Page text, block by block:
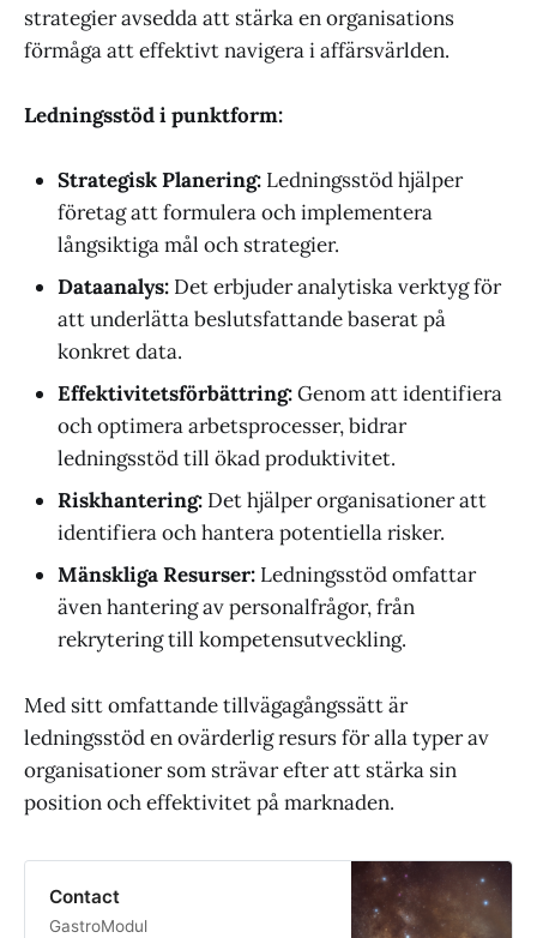
strategier avsedda att stärka en organisations
förmåga att effektivt navigera i affärsvärlden.
Ledningsstöd i punktform:
Strategisk Planering: Ledningsstöd hjälper
företag att formulera och implementera
långsiktiga mål och strategier.
Dataanalys: Det erbjuder analytiska verktyg för
att underlätta beslutsfattande baserat på
konkret data.
Effektivitetsförbättring:Genom att identifiera
och optimera arbetsprocesser, bidrar
ledningsstöd till ökad produktivitet.
Riskhantering: Det hjälper organisationer att
identifiera och hantera potentiella risker.
Mänskliga Resurser: Ledningsstöd omfattar
även hantering av personalfrågor, från
rekrytering till kompetensutveckling.
Med sitt omfattande tillvägagångssätt är
ledningsstöd en ovärderlig resurs för alla typer av
organisationer som strävar efter att stärka sin
position och effektivitet på marknaden.
Contact
GastroModul